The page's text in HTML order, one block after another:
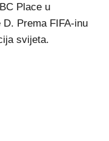
Place u
Prema FIFA-inu
svijeta.